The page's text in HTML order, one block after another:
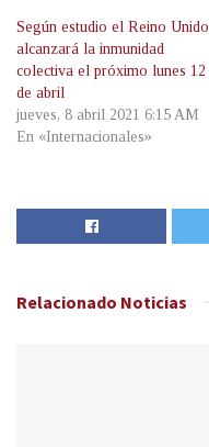
Según estudio el Reino Unido
alcanzará la inmunidad
colectiva el próximo lunes 12
de abril
jueves, 8 abril 2021 6:15 AM
En «Internacionales»
Relacionado Noticias